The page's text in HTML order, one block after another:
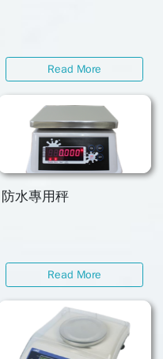
Read More
防水專用秤
Read More